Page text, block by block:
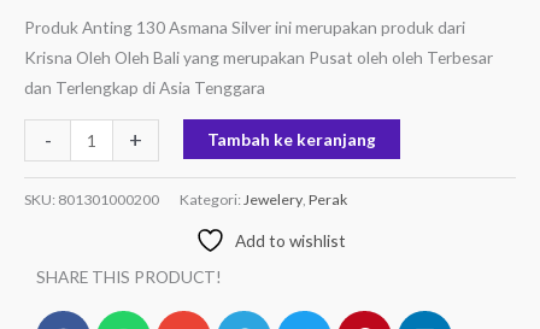
Produk Anting 130 Asmana Silver ini merupakan produk dari
Krisna Oleh Oleh Bali yang merupakan Pusat oleh oleh Terbesar
dan Terlengkap di Asia Tenggara
- + Tambah ke keranjang
SKU: 801301000200 Kategori: Jewelery Perak
Add to wishlist
SHARE THIS PRODUCT!